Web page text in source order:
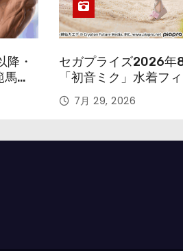
・
勇
セガプライズ2026年
「初音ミク」水着フ
色味を変えて再登場！
7月 29, 2026